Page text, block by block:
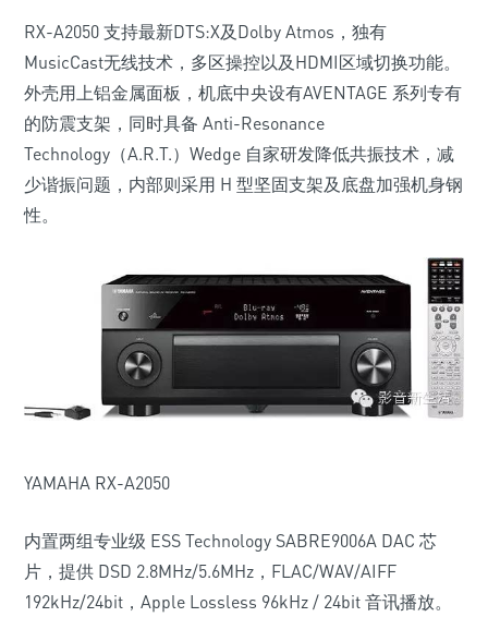
RX-A2050 支持最新DTS:X及Dolby Atmos，独有
MusicCast无线技术，多区操控以及HDMI区域切换功能。
外壳用上铝金属面板，机底中央设有AVENTAGE 系列专有
的防震支架，同时具备 Anti-Resonance
Technology（A.R.T.）Wedge 自家研发降低共振技术，减
少谐振问题，内部则采用 H 型坚固支架及底盘加强机身钢
性。
YAMAHA RX-A2050
内置两组专业级 ESS Technology SABRE9006A DAC 芯
片，提供 DSD 2.8MHz/5.6MHz，FLAC/WAV/AIFF
192kHz/24bit，Apple Lossless 96kHz / 24bit 音讯播放。